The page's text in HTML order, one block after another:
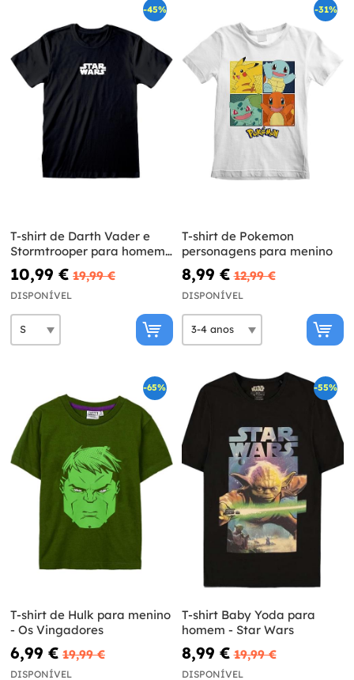
-45%
T-shirt de Darth Vader e
Stormtrooper para homem
- Star Wars
10,99 € 19,99 €
DISPONÍVEL
-31%
T-shirt de Pokemon
personagens para menino
8,99 € 12,99 €
DISPONÍVEL
-65%
T-shirt de Hulk para menino
- Os Vingadores
6,99 € 19,99 €
DISPONÍVEL
-55%
T-shirt Baby Yoda para
homem - Star Wars
8,99 € 19,99 €
DISPONÍVEL